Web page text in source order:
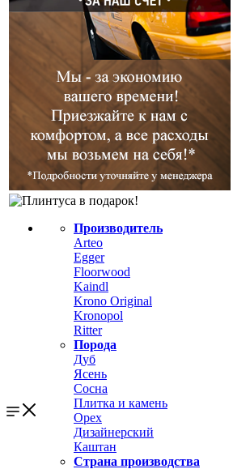
Производитель
Arteo
Egger
Floorwood
Kaindl
Krono Original
Kronopol
Ritter
Порода
Дуб
Ясень
Сосна
Плитка и камень
Орех
Дизайнерский
Каштан
Страна производства